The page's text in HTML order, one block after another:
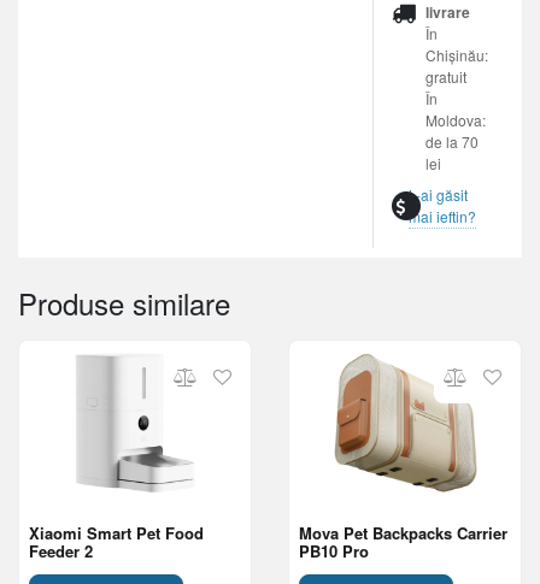
livrare
În
Chișinău:
gratuit
În
Moldova:
de la 70
lei
L-ai găsit
mai ieftin?
Produse similare
Xiaomi Smart Pet Food
Feeder 2
Mova Pet Backpacks Carrier
PB10 Pro